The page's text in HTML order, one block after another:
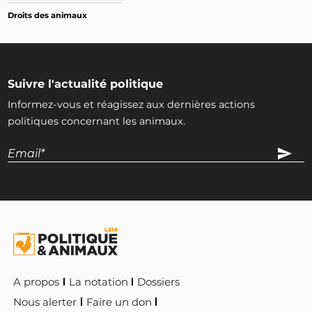
2021-04-01
Covid-19 : Amendement sénatorial II-728 visant à créer un fonds d'aide
Note de lestage
Droits des animaux
Suivre l'actualité politique
Informez-vous et réagissez aux dernières actions
politiques concernant les animaux.
A propos La notation
Dossiers
Nous alerter
Faire un don